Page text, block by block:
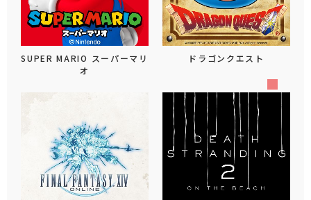
SUPER MARIO スーパーマリ
オ
ドラゴンクエスト